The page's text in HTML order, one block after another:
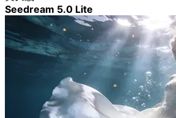
Seedream 5.0 Lite